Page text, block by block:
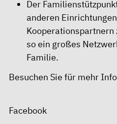
Der
anderen
so ein großes
Familie.
Besuchen Sie für mehr
Facebook